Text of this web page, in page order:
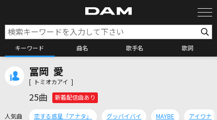
キーワード 曲名 歌手名 歌詞
冨岡 愛
[ トミオカアイ ]
25曲 新着配信曲あり
人気曲 恋する惑星「アナタ」 グッバイバイ MAYBE アイワナ